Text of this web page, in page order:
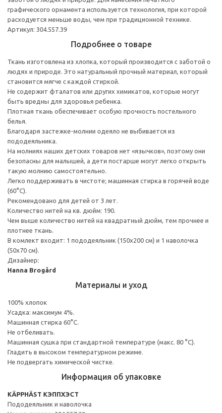
графического орнамента используется технология, при которой
расходуется меньше воды, чем при традиционной технике.
Артикул: 304.557.39
Подробнее о товаре
Ткань изготовлена из хлопка, который производится с заботой о
людях и природе. Это натуральный прочный материал, который
становится мягче с каждой стиркой.
Не содержит фталатов или других химикатов, которые могут
быть вредны для здоровья ребенка.
Плотная ткань обеспечивает особую прочность постельного
белья.
Благодаря застежке-молнии одеяло не выбивается из
пододеяльника.
На молниях наших детских товаров нет «язычков», поэтому они
безопасны для малышей, а дети постарше могут легко открыть
такую молнию самостоятельно.
Легко поддерживать в чистоте; машинная стирка в горячей воде
(60°C).
Рекомендовано для детей от 3 лет.
Количество нитей на кв. дюйм: 190.
Чем выше количество нитей на квадратный дюйм, тем прочнее и
плотнее ткань.
В комлект входит: 1 пододеяльник (150x200 см) и 1 наволочка
(50x70 см).
Дизайнер:
Hanna Brogård
Материалы и уход
100% хлопок
Усадка: максимум 4%.
Машинная стирка 60°С.
Не отбеливать.
Машинная сушка при стандартной температуре (макс. 80 °C).
Гладить в высоком температурном режиме.
Не подвергать химической чистке.
Информация об упаковке
KÄPPHÄST КЭППХЭСТ
Пододеяльник и наволочка